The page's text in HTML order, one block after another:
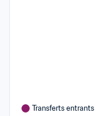
Transferts entrants